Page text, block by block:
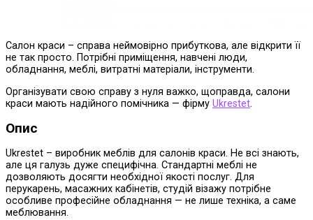
Салон краси – справа неймовірно прибуткова, але відкрити її
не так просто. Потрібні приміщення, навчені люди,
обладнання, меблі, витратні матеріали, інструменти.
Організувати свою справу з нуля важко, щоправда, салони
краси мають надійного помічника — фірму Ukrestet.
Опис
Ukrestet – виробник меблів для салонів краси. Не всі знають,
але ця галузь дуже специфічна. Стандартні меблі не
дозволяють досягти необхідної якості послуг. Для
перукарень, масажних кабінетів, студій візажу потрібне
особливе професійне обладнання — не лише техніка, а саме
меблювання.